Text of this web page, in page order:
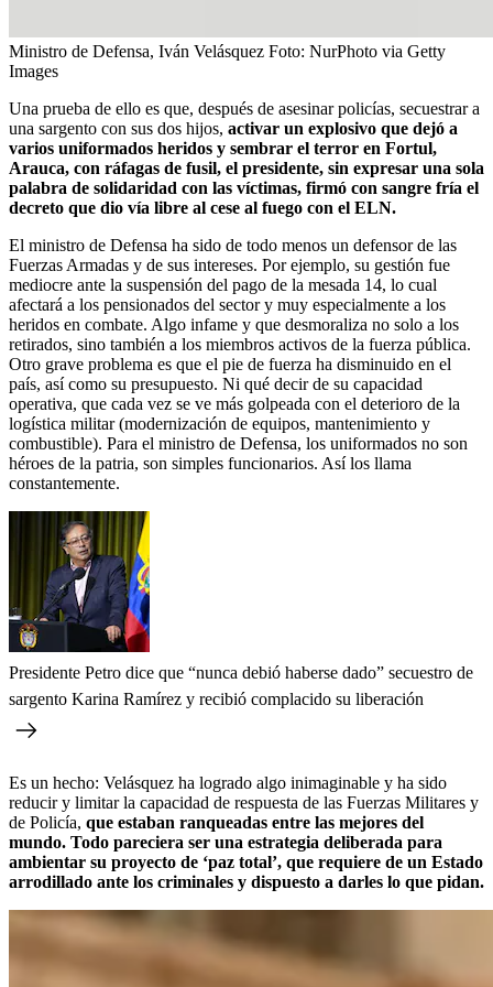
Ministro de Defensa, Iván Velásquez Foto: NurPhoto via Getty
Images
Una prueba de ello es que, después de asesinar policías, secuestrar a
una sargento con sus dos hijos, activar un explosivo que dejó a
varios uniformados heridos y sembrar el terror en Fortul,
Arauca, con ráfagas de fusil, el presidente, sin expresar una sola
palabra de solidaridad con las víctimas, firmó con sangre fría el
decreto que dio vía libre al cese al fuego con el ELN.
El ministro de Defensa ha sido de todo menos un defensor de las
Fuerzas Armadas y de sus intereses. Por ejemplo, su gestión fue
mediocre ante la suspensión del pago de la mesada 14, lo cual
afectará a los pensionados del sector y muy especialmente a los
heridos en combate. Algo infame y que desmoraliza no solo a los
retirados, sino también a los miembros activos de la fuerza pública.
Otro grave problema es que el pie de fuerza ha disminuido en el
país, así como su presupuesto. Ni qué decir de su capacidad
operativa, que cada vez se ve más golpeada con el deterioro de la
logística militar (modernización de equipos, mantenimiento y
combustible). Para el ministro de Defensa, los uniformados no son
héroes de la patria, son simples funcionarios. Así los llama
constantemente.
Presidente Petro dice que “nunca debió haberse dado” secuestro de
sargento Karina Ramírez y recibió complacido su liberación
Es un hecho: Velásquez ha logrado algo inimaginable y ha sido
reducir y limitar la capacidad de respuesta de las Fuerzas Militares y
de Policía, que estaban ranqueadas entre las mejores del
mundo. Todo pareciera ser una estrategia deliberada para
ambientar su proyecto de ‘paz total’, que requiere de un Estado
arrodillado ante los criminales y dispuesto a darles lo que pidan.